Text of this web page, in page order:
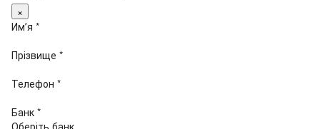
×
Имʼя *
Прізвище *
Телефон *
Банк *